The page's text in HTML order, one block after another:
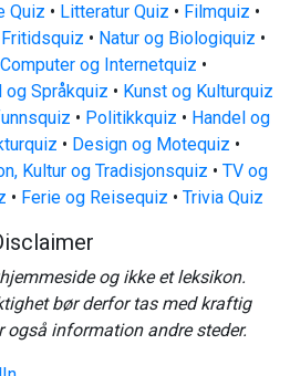
Quiz • Litteratur Quiz • Filmquiz •
• Natur og Biologiquiz •
Computer og Internetquiz •
og Språkquiz • Kunst og Kulturquiz
• Politikkquiz • Handel og
• Design og Motequiz •
Kultur og Tradisjonsquiz • TV og
• Ferie og Reisequiz • Trivia Quiz
og ikke et leksikon.
bør derfor tas med kraftig
også information andre steder.